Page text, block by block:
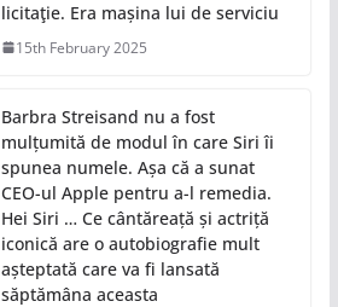
licitaţie. Era mașina lui de serviciu
15th February 2025
Barbra Streisand nu a fost
mulțumită de modul în care Siri îi
spunea numele. Așa că a sunat
CEO-ul Apple pentru a-l remedia.
Hei Siri … Ce cântăreață și actriță
iconică are o autobiografie mult
așteptată care va fi lansată
săptămâna aceasta